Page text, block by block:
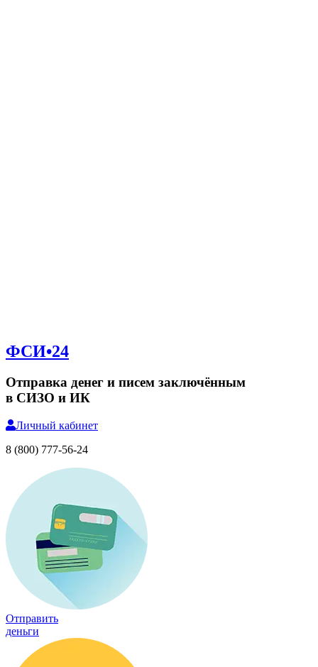
ФСИ•24
Отправка денег и писем заключённым
в СИЗО и ИК
Личный кабинет
8 (800) 777-56-24
Отправить
деньги